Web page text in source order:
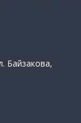
Байзакова,